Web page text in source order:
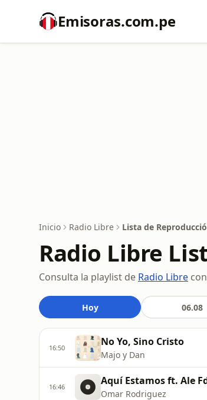
Emisoras.com.pe
Inicio Radio Libre Lista de
Radio Libre
Consulta la playlist de Radio Libre
Hoy 06.08
16:50 No Yo, Sino Cristo
Majo y Dan
16:46 Aquí Estamos ft. Ale
Omar Rodriguez